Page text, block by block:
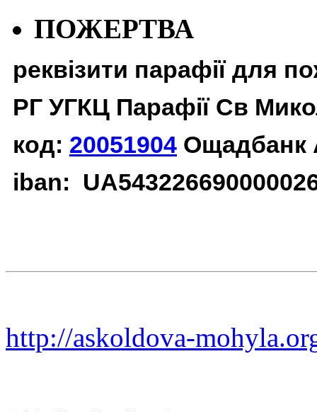
ПОЖЕРТВА
реквізити парафії для
РГ УГКЦ Парафії Св
код: 20051904 Ощадбанк
iban:
http://askoldova-